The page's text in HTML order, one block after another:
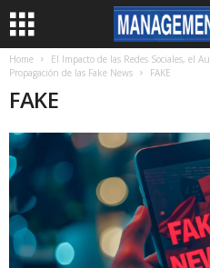
Home
El Impacto de las Redes Sociales, el
Propagación de las Fake News
FAKE
FAKE